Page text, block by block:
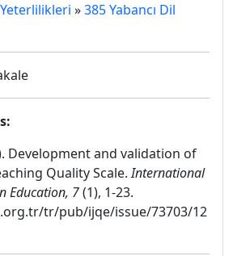
»385 Yabancı Dil
Development and validation of
Quality Scale.International
Education, 7(1), 1-23.
tr/pub/ijqe/issue/73703/12